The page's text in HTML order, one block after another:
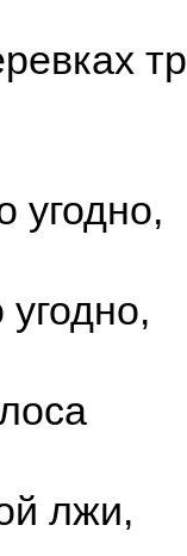
угодно,
лжи,